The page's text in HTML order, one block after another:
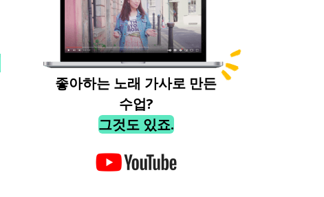
좋아하는 노래 가사로 만든
수업?
그것도 있죠.